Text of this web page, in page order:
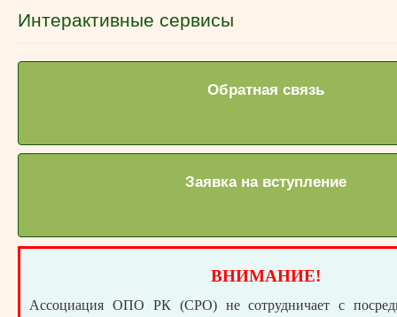
Интерактивные сервисы
Обратная связь
Заявка на вступление
ВНИМАНИЕ!
Ассоциация ОПО РК (СРО) не сотрудничает с